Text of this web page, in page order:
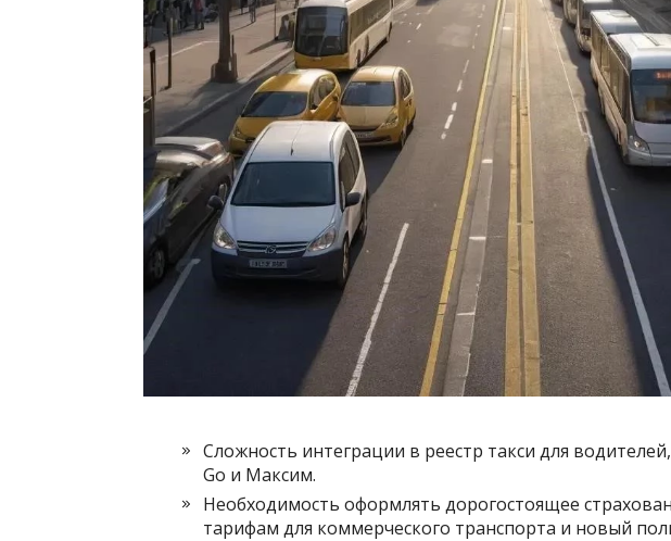
Сложность интеграции в реестр такси для
Go и Максим.
Необходимость оформлять дорогостоящее
тарифам для коммерческого транспорта и новый